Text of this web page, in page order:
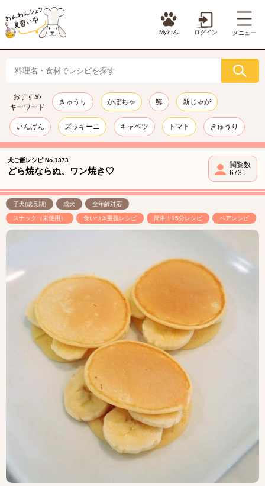
Myわん ログイン メニュー
おすすめ
キーワード
きゅうり かぼちゃ 鯵 新じゃが
いんげん ズッキーニ キャベツ トマト きゅうり
犬ご飯レシピ No.1373
どら焼ならぬ、ワン焼き♡
閲覧数
6731
子犬(成長期) 成犬 全年齢対応
スナック（未使用） 食いつき重視レシピ 簡単！15分レシピ ペアレシピ